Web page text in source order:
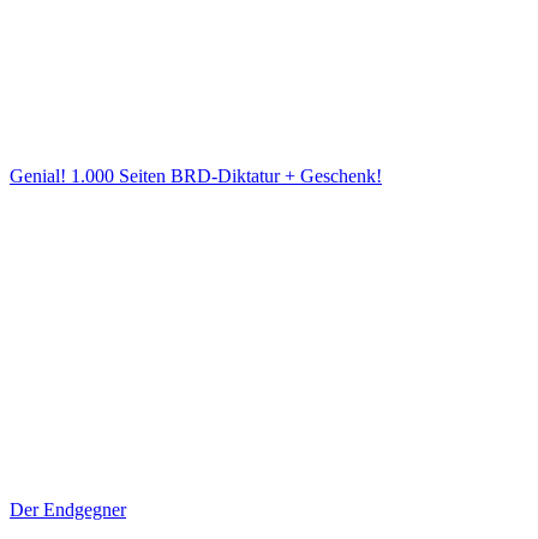
Genial! 1.000 Seiten BRD-Diktatur + Geschenk!
Der Endgegner